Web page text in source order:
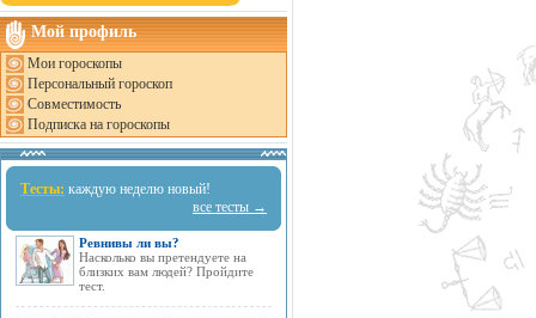
Мой профиль
Мои гороскопы
Персональный гороскоп
Совместимость
Подписка на гороскопы
Тесты: каждую неделю новый!
все тесты →
Ревнивы ли вы?
Насколько вы претендуете на
близких вам людей? Пройдите
тест.